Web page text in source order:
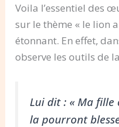
Voila l’essentiel des
sur le thème « le lion
étonnant. En effet,
observe les outils de
Lui dit : « Ma fille
la pourront